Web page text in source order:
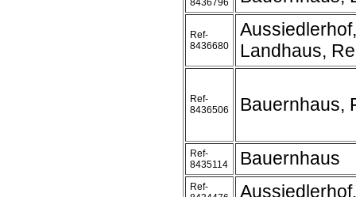
8436796
Ref-
8436680
Landhaus,
Ref-
8436506
Bauernhaus,
Ref-
8435114
Bauernhaus
Ref-